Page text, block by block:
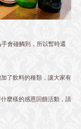
會碰觸到，所以暫時還
了飲料的種類，讓大家有
麼樣的感恩回饋活動，請